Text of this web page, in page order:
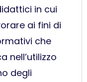
in cui
ai fini di
che
nell’utilizzo
degli